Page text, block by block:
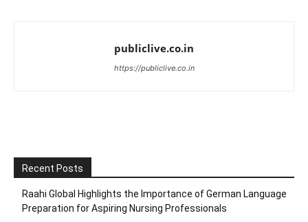
publiclive.co.in
https://publiclive.co.in
Recent Posts
Raahi Global Highlights the Importance of German Language
Preparation for Aspiring Nursing Professionals